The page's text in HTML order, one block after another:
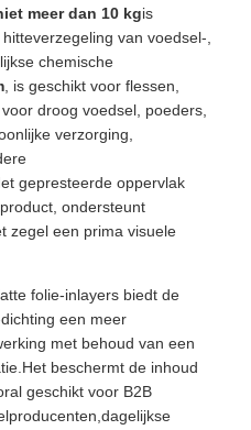
meer dan 10 kgis
van voedsel-,
chemische
, is geschikt voor flessen,
droog voedsel, poeders,
verzorging,
gepresteerde oppervlak
ondersteunt
zegel een prima visuele
folie-inlayers biedt de
een meer
met behoud van een
beschermt de inhoud
geschikt voor B2B